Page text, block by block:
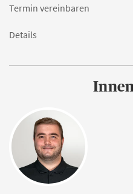
Termin vereinbaren
Details